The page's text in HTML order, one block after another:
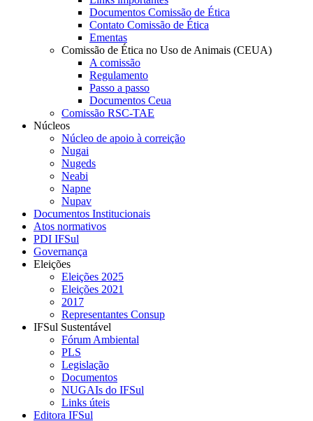
Documentos Comissão de Ética
Contato Comissão de Ética
Ementas
Comissão de Ética no Uso de Animais (CEUA)
A comissão
Regulamento
Passo a passo
Documentos Ceua
Comissão RSC-TAE
Núcleos
Núcleo de apoio à correição
Nugai
Nugeds
Neabi
Napne
Nupav
Documentos Institucionais
Atos normativos
PDI IFSul
Governança
Eleições
Eleições 2025
Eleições 2021
2017
Representantes Consup
IFSul Sustentável
Fórum Ambiental
PLS
Legislação
Documentos
NUGAIs do IFSul
Links úteis
Editora IFSul